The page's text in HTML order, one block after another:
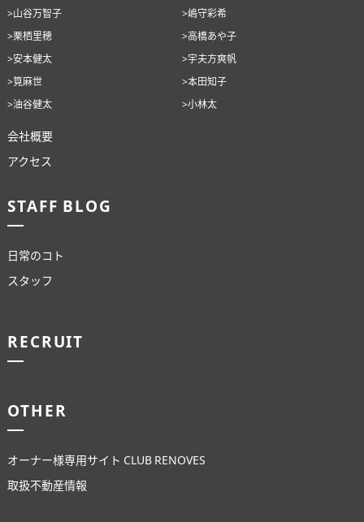
>山谷万智子
>嶋守彩希
>栗栖里穂
>高橋あや子
>安本健太
>宇夫方爽帆
>筧麻世
>本田知子
>油谷健太
>小林太
会社概要
アクセス
STAFF BLOG
日常のコト
スタッフ
RECRUIT
OTHER
オーナー様専用サイト CLUB RENOVES
取扱不動産情報